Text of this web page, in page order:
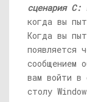
сценария C:
когда вы
Когда вы
появляется
сообщением
вам войти в
столу